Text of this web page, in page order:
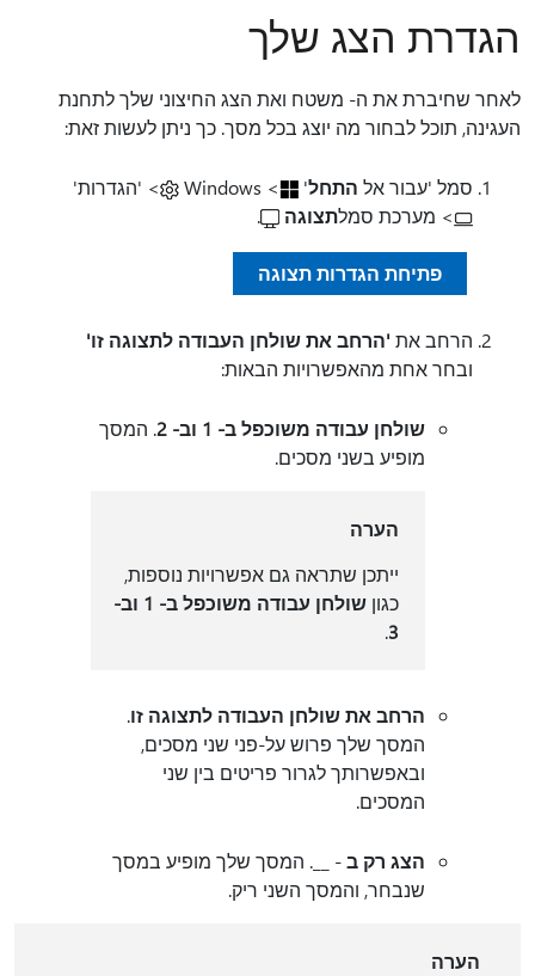
הגדרת הצג שלך
לאחר שחיברת את ה- משטח ואת הצג החיצוני שלך לתחנת
העגינה, תוכל לבחור מה יוצג בכל מסך. כך ניתן לעשות זאת:
סמל 'עבור אל התחל'
> Windows
> 'הגדרות'
> מערכת סמלתצוגה .
פתיחת הגדרות תצוגה
הרחב את 'הרחב את שולחן העבודה לתצוגה זו'
ובחר אחת מהאפשרויות הבאות:
שולחן עבודה משוכפל ב- 1 וב- 2
. המסך
מופיע בשני מסכים.
הערה
ייתכן שתראה גם אפשרויות נוספות,
כגון
שולחן עבודה משוכפל ב- 1 וב-
3
.
הרחב את שולחן העבודה לתצוגה זו.
המסך שלך פרוש על-פני שני מסכים,
ובאפשרותך לגרור פריטים בין שני
המסכים.
הצג רק ב- __. המסך שלך מופיע במסך
שנבחר, והמסך השני ריק.
הערה